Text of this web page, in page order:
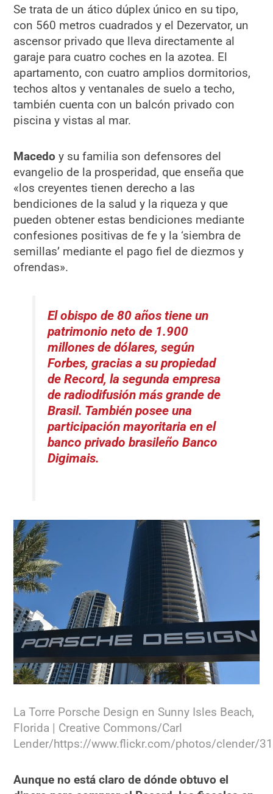
Se trata de un ático dúplex único en su tipo,
con 560 metros cuadrados y el Dezervator, un
ascensor privado que lleva directamente al
garaje para cuatro coches en la azotea. El
apartamento, con cuatro amplios dormitorios,
techos altos y ventanales de suelo a techo,
también cuenta con un balcón privado con
piscina y vistas al mar.
Macedo y su familia son defensores del
evangelio de la prosperidad, que enseña que
«los creyentes tienen derecho a las
bendiciones de la salud y la riqueza y que
pueden obtener estas bendiciones mediante
confesiones positivas de fe y la ‘siembra de
semillas’ mediante el pago fiel de diezmos y
ofrendas».
El obispo de 80 años tiene un
patrimonio neto de 1.900
millones de dólares, según
Forbes, gracias a su propiedad
de Record, la segunda empresa
de radiodifusión más grande de
Brasil. También posee una
participación mayoritaria en el
banco privado brasileño Banco
Digimais.
La Torre Porsche Design en Sunny Isles Beach,
Florida | Creative Commons/Carl
Lender/https://www.flickr.com/photos/clender/
Aunque no está claro de dónde obtuvo el